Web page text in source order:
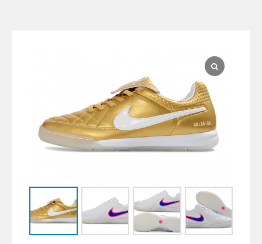
Indoor
Cano
–
Controle,
Conforto